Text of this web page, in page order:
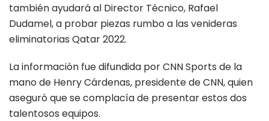
también ayudará al Director Técnico, Rafael
Dudamel, a probar piezas rumbo a las venideras
eliminatorias Qatar 2022.
La información fue difundida por CNN Sports de la
mano de Henry Cárdenas, presidente de CNN, quien
aseguró que se complacía de presentar estos dos
talentosos equipos.